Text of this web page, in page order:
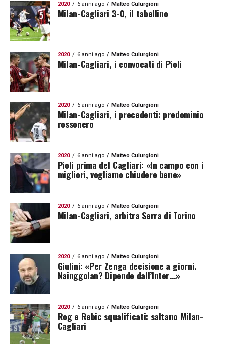
2020 6 anni ago Matteo Culurgioni
Milan-Cagliari 3-0, il tabellino
2020 6 anni ago Matteo Culurgioni
Milan-Cagliari, i convocati di Pioli
2020 6 anni ago Matteo Culurgioni
Milan-Cagliari, i precedenti: predominio
rossonero
2020 6 anni ago Matteo Culurgioni
Pioli prima del Cagliari: «In campo con i
migliori, vogliamo chiudere bene»
2020 6 anni ago Matteo Culurgioni
Milan-Cagliari, arbitra Serra di Torino
2020 6 anni ago Matteo Culurgioni
Giulini: «Per Zenga decisione a giorni.
Nainggolan? Dipende dall’Inter…»
2020 6 anni ago Matteo Culurgioni
Rog e Rebic squalificati: saltano Milan-
Cagliari